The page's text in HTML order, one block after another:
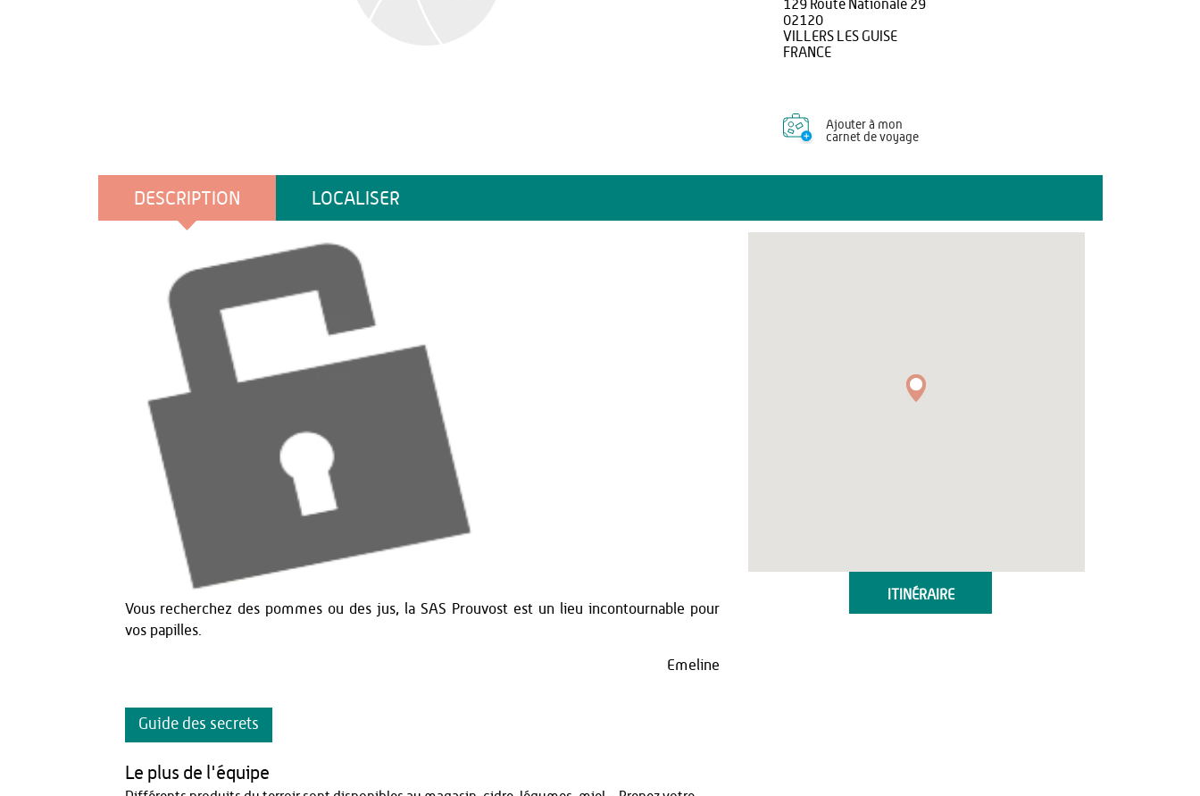
129 Route Nationale 29
02120
VILLERS LES GUISE
FRANCE
Ajouter à mon
carnet de voyage
DESCRIPTION LOCALISER
ITINÉRAIRE
Vous recherchez des pommes ou des jus, la SAS Prouvost est un lieu incontournable pour
vos papilles.
Emeline
Guide des secrets
Le plus de l'équipe